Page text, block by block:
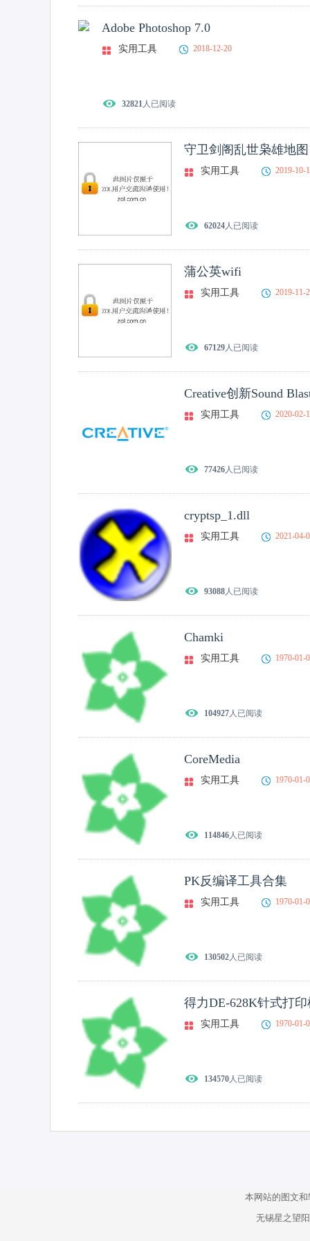
Adobe Photoshop 7.0
实用工具 2018-12-20
32821人已阅读
守卫剑阁乱世枭雄地图
实用工具 2019-10-
62024人已阅读
蒲公英wifi
实用工具 2019-11-
67129人已阅读
Creative创新Sound
实用工具 2020-02-
77426人已阅读
cryptsp_1.dll
实用工具 2021-04-
93088人已阅读
Chamki
实用工具 1970-01-
104927人已阅读
CoreMedia
实用工具 1970-01-
114846人已阅读
PK反编译工具合集
实用工具 1970-01-
130502人已阅读
得力DE-628K针式打
实用工具 1970-01-
134570人已阅读
本网站的图文
无锡星之望